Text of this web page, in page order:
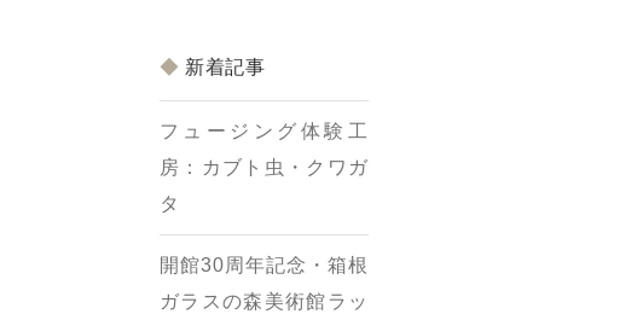
新着記事
フュージング体験工
房：カブト虫・クワガ
タ
開館30周年記念・箱根
ガラスの森美術館ラッ